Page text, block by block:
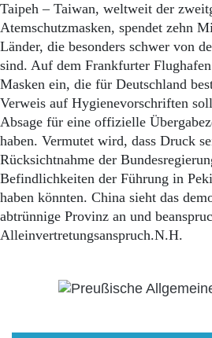
Taipeh – Taiwan, weltweit der
Atemschutzmasken, spendet zehn
Länder, die besonders schwer von
sind. Auf dem Frankfurter
Masken ein, die für Deutschland
Verweis auf Hygienevorschriften
Absage für eine offizielle
haben. Vermutet wird, dass Druck
Rücksichtnahme der
Befindlichkeiten der Führung in
haben könnten. China sieht das
abtrünnige Provinz an und
Alleinvertretungsanspruch.N.H.